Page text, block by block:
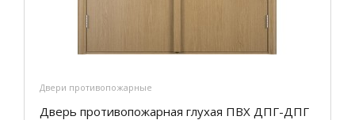
Двери противопожарные
Дверь противопожарная глухая ПВХ ДПГ-ДПГ